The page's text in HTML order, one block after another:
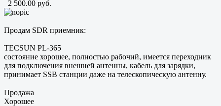
2 500.00 руб.
Продам SDR приемник:
TECSUN PL-365
состояние хорошее, полностью рабочий, имеется переходник
для подключения внешней антенны, кабель для зарядки,
принимает SSB станции даже на телескопическую антенну.
Продажа
Хорошее